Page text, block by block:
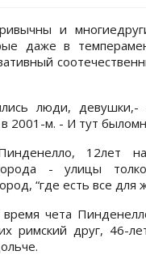
и
даже в
люди, девушки,-
2001-м. - И тут
12лет
- улицы
“где есть все для
чета
римский друг, 46-